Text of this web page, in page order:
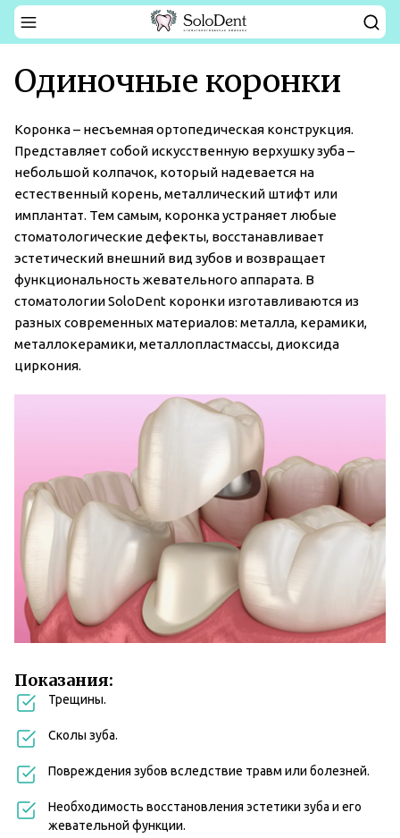
Одиночные коронки
Коронка – несъемная ортопедическая конструкция.
Представляет собой искусственную верхушку зуба –
небольшой колпачок, который надевается на
естественный корень, металлический штифт или
имплантат. Тем самым, коронка устраняет любые
стоматологические дефекты, восстанавливает
эстетический внешний вид зубов и возвращает
функциональность жевательного аппарата. В
стоматологии SoloDent коронки изготавливаются из
разных современных материалов: металла, керамики,
металлокерамики, металлопластмассы, диоксида
циркония.
Показания:
Трещины.
Сколы зуба.
Повреждения зубов вследствие травм или болезней.
Необходимость восстановления эстетики зуба и его
жевательной функции.